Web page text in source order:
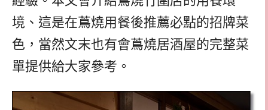
境、這是在蔦燒用餐後推薦必點的招牌菜
色，當然文末也有會蔦燒居酒屋的完整菜
單提供給大家參考。